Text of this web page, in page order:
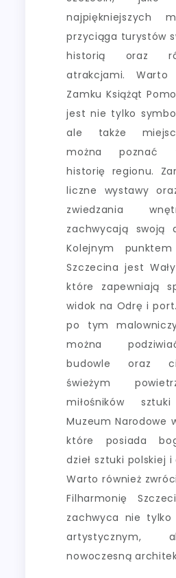
najpiękniejszych
przyciąga turystów
historią oraz
atrakcjami.
Zamku Książąt
jest nie tylko
ale także
można poznać
historię regionu.
liczne wystawy
zwiedzania
zachwycają swoją
Kolejnym
Szczecina jest
które zapewniają
widok na Odrę i
po tym
można
budowle oraz
świeżym
miłośników
Muzeum Narodowe
które posiada
dzieł sztuki polskiej
Warto również
Filharmonię
zachwyca nie tylko
artystycznym,
nowoczesną